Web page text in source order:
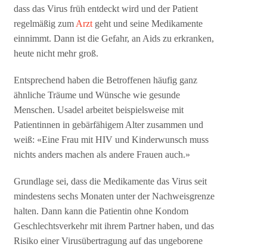
dass das Virus früh entdeckt wird und der Patient
regelmäßig zum Arzt geht und seine Medikamente
einnimmt. Dann ist die Gefahr, an Aids zu erkranken,
heute nicht mehr groß.
Entsprechend haben die Betroffenen häufig ganz
ähnliche Träume und Wünsche wie gesunde
Menschen. Usadel arbeitet beispielsweise mit
Patientinnen in gebärfähigem Alter zusammen und
weiß: «Eine Frau mit HIV und Kinderwunsch muss
nichts anders machen als andere Frauen auch.»
Grundlage sei, dass die Medikamente das Virus seit
mindestens sechs Monaten unter der Nachweisgrenze
halten. Dann kann die Patientin ohne Kondom
Geschlechtsverkehr mit ihrem Partner haben, und das
Risiko einer Virusübertragung auf das ungeborene